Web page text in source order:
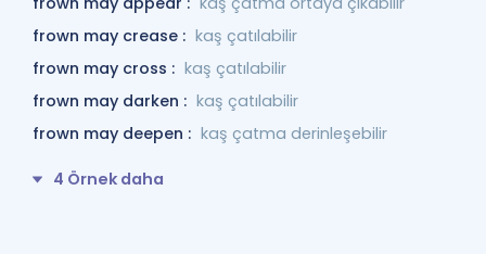
frown may crease : kaş çatılabilir
frown may cross : kaş çatılabilir
frown may darken : kaş çatılabilir
frown may deepen : kaş çatma derinleşebilir
4 Örnek daha